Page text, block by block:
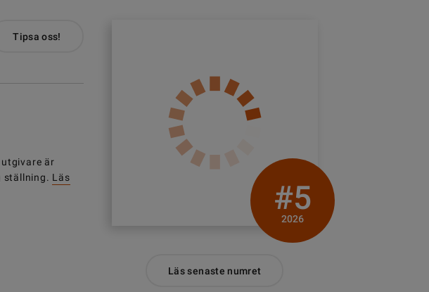
Tipsa oss!
är
ställning. Läs
#5
2026
Läs senaste numret